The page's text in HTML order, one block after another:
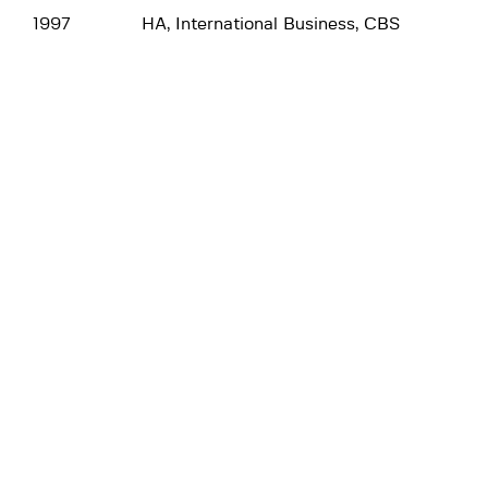
1997 HA, International Business, CBS